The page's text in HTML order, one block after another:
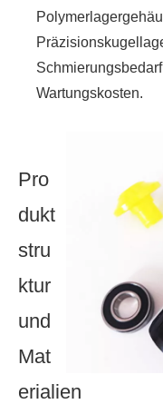
Wartungskosten.
Pro
dukt
stru
ktur
und
Mat
erialien